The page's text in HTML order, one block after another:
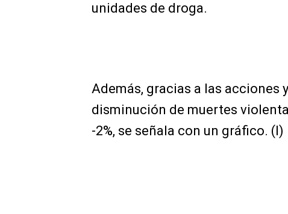
unidades de droga.
Además, gracias a las acciones
disminución de muertes
-2%, se señala con un gráfico. (I)